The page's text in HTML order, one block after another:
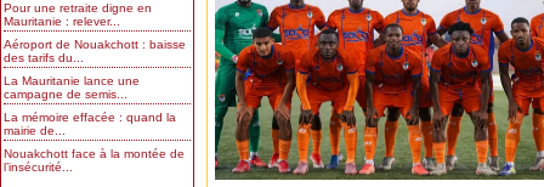
Pour une retraite digne en
Mauritanie : relever...
Aéroport de Nouakchott : baisse
des tarifs du...
La Mauritanie lance une
campagne de semis...
La mémoire effacée : quand la
mairie de...
Nouakchott face à la montée de
l’insécurité...